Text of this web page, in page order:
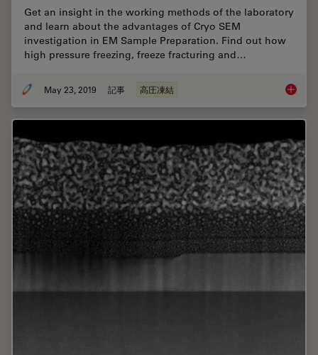
Get an insight in the working methods of the laboratory
and learn about the advantages of Cryo SEM
investigation in EM Sample Preparation. Find out how
high pressure freezing, freeze fracturing and…
May 23, 2019 記事 高圧凍結 Expert